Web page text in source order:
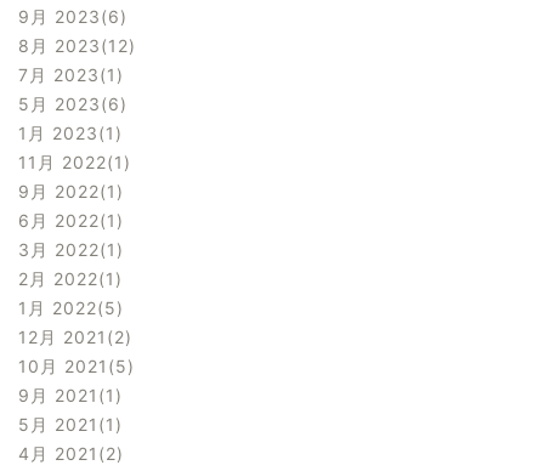
9月 2023 6
8月 2023 12
7月 2023 1
5月 2023 6
1月 2023 1
11月 2022 1
9月 2022 1
6月 2022 1
3月 2022 1
2月 2022 1
1月 2022 5
12月 2021 2
10月 2021 5
9月 2021 1
5月 2021 1
4月 2021 2